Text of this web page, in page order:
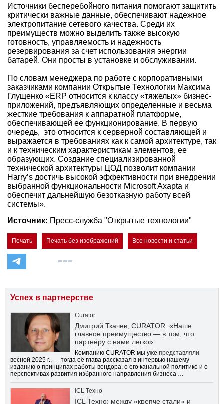
Источники бесперебойного питания помогают защитить
критически важные данные, обеспечивают надежное
электропитание сетевого качества. Среди их
преимуществ можно выделить также высокую
готовность, управляемость и надежность
резервирования за счет использования энергии
батарей. Они просты в установке и обслуживании.
По словам менеджера по работе с корпоративными
заказчиками компании Открытые Технологии Максима
Глущенко «ERP относится к классу «тяжелых» бизнес-
приложений, предъявляющих определенные и весьма
жесткие требования к аппаратной платформе,
обеспечивающей ее функционирование. В первую
очередь, это относится к серверной составляющей и
выражается в требованиях как к самой архитектуре, так
и к техническим характеристикам элементов, ее
образующих. Создание специализированной
технической архитектуры ЦОД позволит компании
Harry’s достичь высокой эффективности при внедрении
выбранной функциональности Microsoft Axapta и
обеспечит дальнейшую безотказную работу всей
системы».
Источник: Пресс-служба "Открытые технологии"
Печать Печать без изображений Все новости и статьи
Успех в партнерстве
Curator
Дмитрий Ткачев, CURATOR: «Наше
главное преимущество — в том, что
партнёру с нами легко»
Компанию CURATOR мы уже представляли
весной 2025 г., — тогда её глава рассказал в интервью нашему
изданию о принципах работы вендора, о его канальной политике и о
перспективах развития избранного направления бизнеса …
ICL Техно
ICL Техно: между «крепче стали» и